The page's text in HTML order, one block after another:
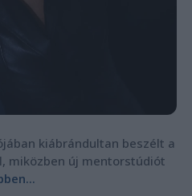
kiábrándultan beszélt a
miközben új mentorstúdiót